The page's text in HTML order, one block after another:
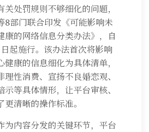
处罚规则不够细化的问题，
8部门联合印发《可能影响未
康的网络信息分类办法》，自
起施行。该办法首次将影响
健康的信息细化为具体清单，
理性消费、宣扬不良婚恋观、
示等具体情形，让平台审核、
清晰的操作标准。
内容分发的关键环节，平台